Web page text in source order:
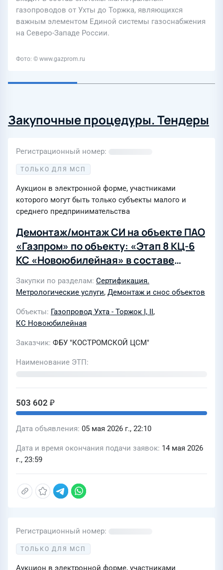
газопроводов от Ухты до Торжка, являющихся
важным элементом Единой системы газоснабжения
на Северо-Западе России.
Фото: © www.gazprom.ru
Закупочные процедуры. Тендеры
Регистрационный номер
ТОЛЬКО ДЛЯ МСП
Аукцион в электронной форме, участниками
которого могут быть только субъекты малого и
среднего предпринимательства
Демонтаж/монтаж СИ на объекте ПАО
«Газпром» по объекту: «Этап 8 КЦ-6
КС «Новоюбилейная» в составе
стройки «Реконструкция
компрессорных цехов на СМГ Ухта-
Ухта Грязовец» (051-2005529.0008) в
целях проведения их поверки
Закупки по разделам Сертификация.
Метрологические услуги, Демонтаж и снос объектов
Объекты Газопровод Ухта - Торжок I, II,
КС Новоюбилейная
Заказчик ФБУ "КОСТРОМСКОЙ ЦСМ"
Наименование ЭТП
503 602 ₽
Дата объявления 05 мая 2026 г., 22:10
Дата и время окончания подачи заявок 14 мая 2026
г., 23:59
Регистрационный номер
ТОЛЬКО ДЛЯ МСП
Аукцион в электронной форме, участниками